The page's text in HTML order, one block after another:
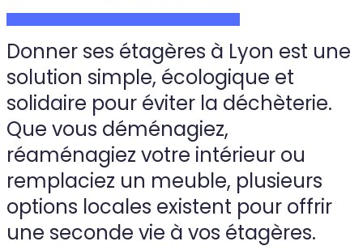
Donner ses étagères à Lyon est une
solution simple, écologique et
solidaire pour éviter la déchèterie.
Que vous déménagiez,
réaménagiez votre intérieur ou
remplaciez un meuble, plusieurs
options locales existent pour offrir
une seconde vie à vos étagères.